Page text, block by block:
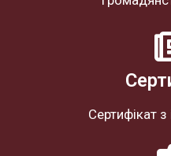
Сертифікат